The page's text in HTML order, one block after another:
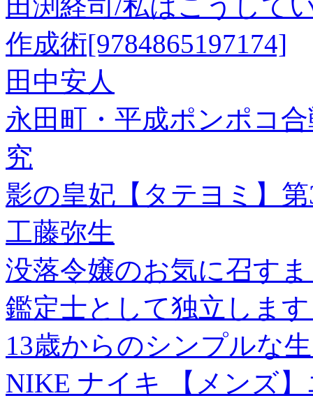
作成術[9784865197174]
田中安人
永田町・平成ポンポコ
究
影の皇妃【タテヨミ】
工藤弥生
没落令嬢のお気に召す
鑑定士として独立しま
13歳からのシンプルな
NIKE ナイキ 【メンズ